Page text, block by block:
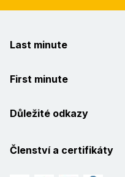
Last minute
First minute
Důležité odkazy
Členství a certifikáty